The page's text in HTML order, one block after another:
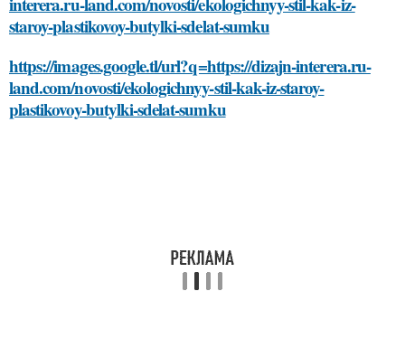
staroy-plastikovoy-butylki-sdelat-sumku
https://images.google.tl/url?q=https://dizajn-interera.ru-
land.com/novosti/ekologichnyy-stil-kak-iz-staroy-
plastikovoy-butylki-sdelat-sumku